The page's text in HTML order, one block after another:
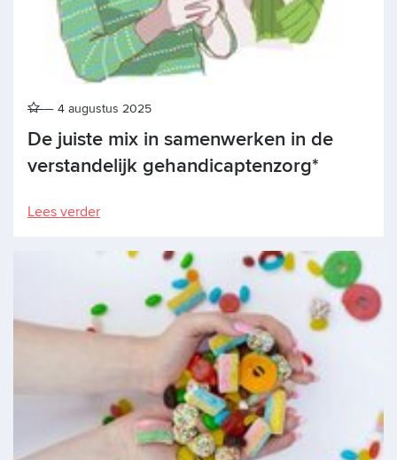
De juiste mix in samenwerken in de
verstandelijk gehandicaptenzorg*
4 augustus 2025
Lees verder